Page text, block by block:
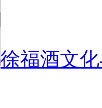
徐福酒文